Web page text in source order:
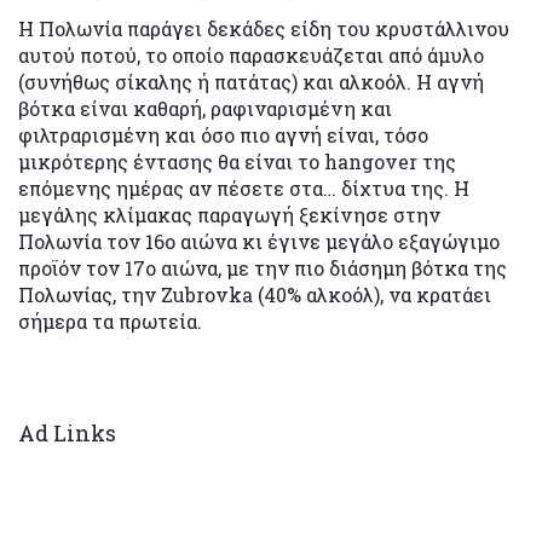
Η Πολωνία παράγει δεκάδες είδη του κρυστάλλινου
αυτού ποτού, το οποίο παρασκευάζεται από άμυλο
(συνήθως σίκαλης ή πατάτας) και αλκοόλ. Η αγνή
βότκα είναι καθαρή, ραφιναρισμένη και
φιλτραρισμένη και όσο πιο αγνή είναι, τόσο
μικρότερης έντασης θα είναι το hangover της
επόμενης ημέρας αν πέσετε στα… δίχτυα της. Η
μεγάλης κλίμακας παραγωγή ξεκίνησε στην
Πολωνία τον 16ο αιώνα κι έγινε μεγάλο εξαγώγιμο
προϊόν τον 17ο αιώνα, με την πιο διάσημη βότκα της
Πολωνίας, την Zubrovka (40% αλκοόλ), να κρατάει
σήμερα τα πρωτεία.
Ad Links